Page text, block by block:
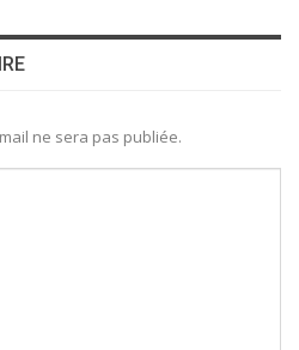
ne sera pas publiée.